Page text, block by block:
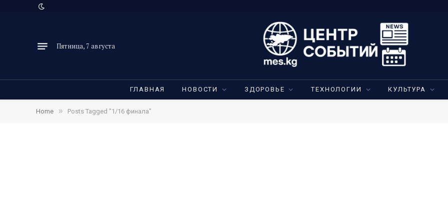
Пятница, 7 августа
ГЛАВНАЯ НОВОСТИ ЗДОРОВЬЕ ТЕХНОЛОГИИ КУЛЬТУРА
Home » Posts Tagged "1/16 финала"